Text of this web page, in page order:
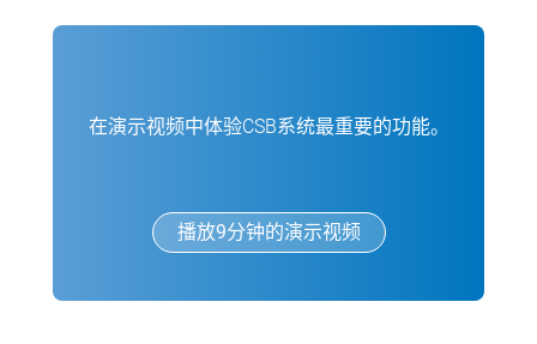
在演示视频中体验CSB系统最重要的功能。
播放9分钟的演示视频